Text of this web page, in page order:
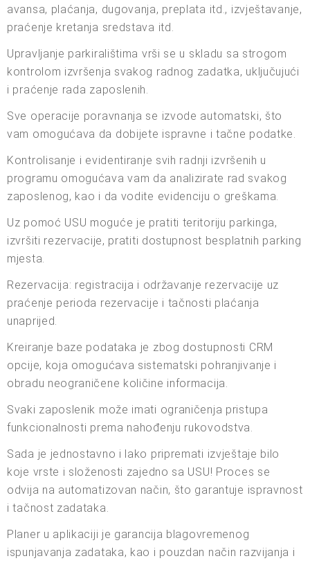
avansa, plaćanja, dugovanja, preplata itd., izvještavanje,
praćenje kretanja sredstava itd.
Upravljanje parkiralištima vrši se u skladu sa strogom
kontrolom izvršenja svakog radnog zadatka, uključujući
i praćenje rada zaposlenih.
Sve operacije poravnanja se izvode automatski, što
vam omogućava da dobijete ispravne i tačne podatke.
Kontrolisanje i evidentiranje svih radnji izvršenih u
programu omogućava vam da analizirate rad svakog
zaposlenog, kao i da vodite evidenciju o greškama.
Uz pomoć USU moguće je pratiti teritoriju parkinga,
izvršiti rezervacije, pratiti dostupnost besplatnih parking
mjesta.
Rezervacija: registracija i održavanje rezervacije uz
praćenje perioda rezervacije i tačnosti plaćanja
unaprijed.
Kreiranje baze podataka je zbog dostupnosti CRM
opcije, koja omogućava sistematski pohranjivanje i
obradu neograničene količine informacija.
Svaki zaposlenik može imati ograničenja pristupa
funkcionalnosti prema nahođenju rukovodstva.
Sada je jednostavno i lako pripremati izvještaje bilo
koje vrste i složenosti zajedno sa USU! Proces se
odvija na automatizovan način, što garantuje ispravnost
i tačnost zadataka.
Planer u aplikaciji je garancija blagovremenog
ispunjavanja zadataka, kao i pouzdan način razvijanja i